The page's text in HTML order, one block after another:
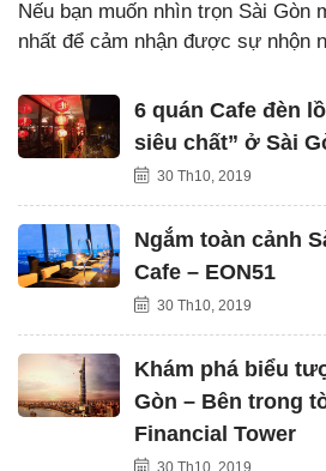
Nếu bạn muốn nhìn trọn Sài Gòn
nhất để cảm nhận được sự nhộn
6 quán Cafe đèn
siêu chất” ở Sài
30 Th10, 2019
Ngắm toàn cảnh
Cafe – EON51
30 Th10, 2019
Khám phá biểu
Gòn – Bên trong
Financial Tower
30 Th10, 2019